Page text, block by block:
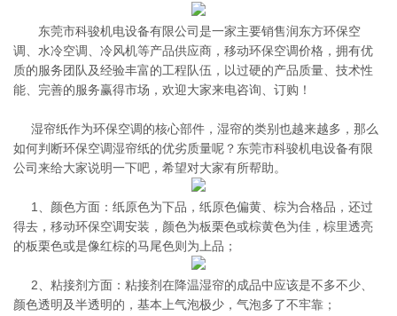
东莞市科骏机电设备有限公司是一家主要销售润东方环保空
调、水冷空调、冷风机等产品供应商，移动环保空调价格，拥有优
质的服务团队及经验丰富的工程队伍，以过硬的产品质量、技术性
能、完善的服务赢得市场，欢迎大家来电咨询、订购！
湿帘纸作为环保空调的核心部件，湿帘的类别也越来越多，那么
如何判断环保空调湿帘纸的优劣质量呢？东莞市科骏机电设备有限
公司来给大家说明一下吧，希望对大家有所帮助。
1、颜色方面：纸原色为下品，纸原色偏黄、棕为合格品，还过
得去，移动环保空调安装，颜色为板栗色或棕黄色为佳，棕里透亮
的板栗色或是像红棕的马尾色则为上品；
2、粘接剂方面：粘接剂在降温湿帘的成品中应该是不多不少、
颜色透明及半透明的，基本上气泡极少，气泡多了不牢靠；